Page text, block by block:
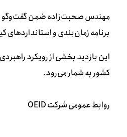
مهندس صحبت‌زاده ضمن گفت‌وگو با
برنامه زمان‌بندی و استانداردهای
این بازدید بخشی از رویکرد
کشور به شمار می‌رود.
روابط عمومی شرکت OEID